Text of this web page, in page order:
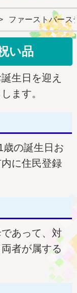
ファーストバース
い品
生日を迎え
ます。
歳の誕生日お
に住民登録
あって、対
者が属する